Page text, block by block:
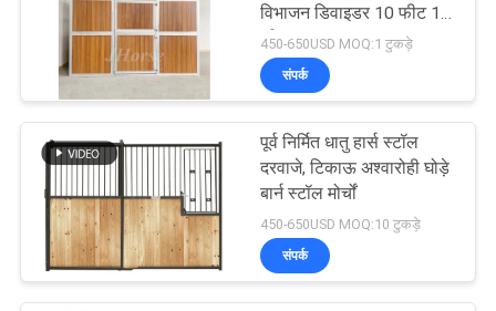
विभाजन डिवाइडर 10 फीट 12
फीट
450-650USD MOQ:1 टुकड़े
संपर्क
पूर्व निर्मित धातु हार्स स्टॉल
दरवाजे, टिकाऊ अश्वारोही घोड़े
बार्न स्टॉल मोर्चों
450-650USD MOQ:10 टुकड़े
संपर्क